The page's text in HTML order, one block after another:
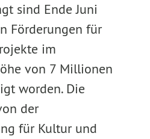
sind Ende Juni
Förderungen für
im
von 7 Millionen
worden. Die
der
für Kultur und